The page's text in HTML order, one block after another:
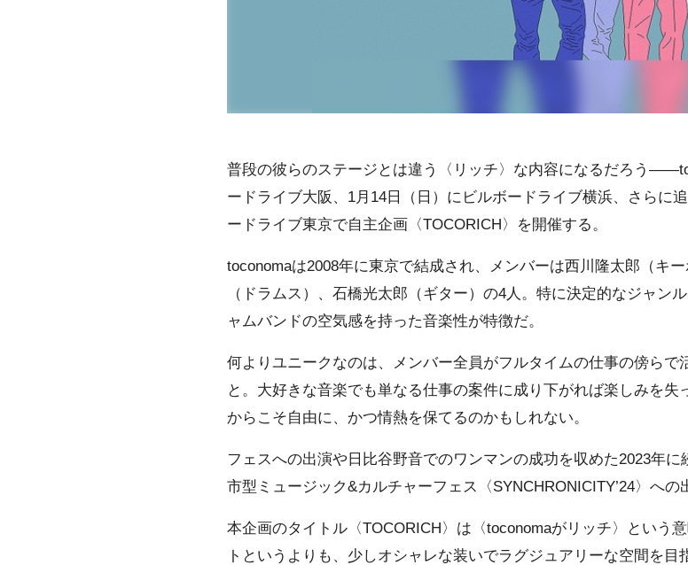
普段の彼らのステージとは違う〈リッチ〉な内容になるだろう
ードライブ大阪、1月14日（日）にビルボードライブ横浜、さらに
ードライブ東京で自主企画〈TOCORICH〉を開催する。
toconomaは2008年に東京で結成され、メンバーは西川隆太郎（キ
（ドラムス）、石橋光太郎（ギター）の4人。特に決定的なジャン
ャムバンドの空気感を持った音楽性が特徴だ。
何よりユニークなのは、メンバー全員がフルタイムの仕事の傍らで
と。大好きな音楽でも単なる仕事の案件に成り下がれば楽しみを
からこそ自由に、かつ情熱を保てるのかもしれない。
フェスへの出演や日比谷野音でのワンマンの成功を収めた2023年
市型ミュージック&カルチャーフェス〈SYNCHRONICITY’24〉への
本企画のタイトル〈TOCORICH〉は〈toconomaがリッチ〉という
トというよりも、少しオシャレな装いでラグジュアリーな空間を